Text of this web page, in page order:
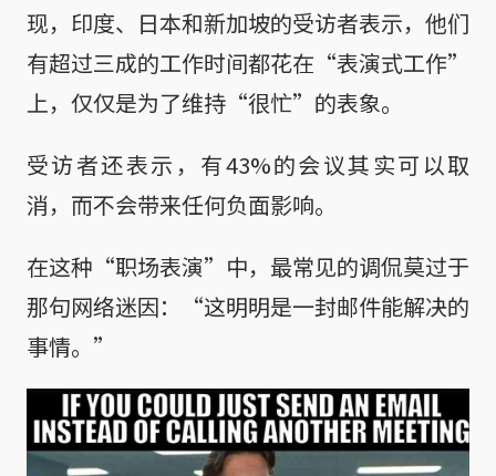
现，印度、日本和新加坡的受访者表示，他们
有超过三成的工作时间都花在“表演式工作”
上，仅仅是为了维持“很忙”的表象。
受访者还表示，有43%的会议其实可以取
消，而不会带来任何负面影响。
在这种“职场表演”中，最常见的调侃莫过于
那句网络迷因：“这明明是一封邮件能解决的
事情。”